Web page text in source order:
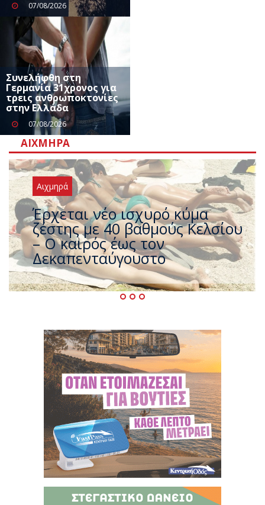
07/08/2026
Συνελήφθη στη
Γερμανία 31χρονος για
τρεις ανθρωποκτονίες
στην Ελλάδα
07/08/2026
ΑΙΧΜΗΡΆ
Αιχμηρά
Άφαντος ο Τσίπρας… την ώρα
που η χώρα καίγεται